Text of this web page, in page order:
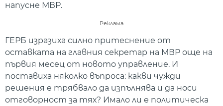
напусне МВР.
Реклама
ГЕРБ изразиха силно притеснение от
оставката на главния секретар на МВР още на
първия месец от новото управление. И
поставиха няколко въпроса: какви чужди
решения е трябвало да изпълнява и да носи
отговорност за тях? Имало ли е политическа